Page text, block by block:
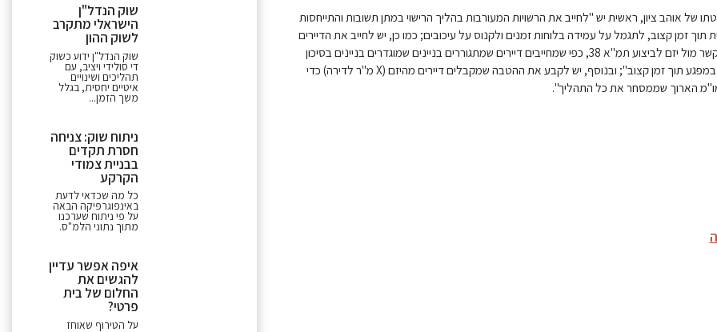
של אוהב ציון, ראשית יש "לחייב את הרשויות המעורבות בהליך הרישוי במתן תשובות והתייחסות
תוך זמן קצוב, לתגמל על עמידה בלוחות זמנים ולקנוס על עיכובים; כמו כן, יש לחייב את הדיירים
בלוחות זמנים להתקשר מול יזם לביצוע תמ"א 38, כפי שמחייבים דיירים שמתגוררים בניינים שמוגדרים בניינים בסיכון
לבצע שיפוץ וטיפול במפגע תוך זמן קצוב"; ובנוסף, יש לקבע את ההטבה שמקבלים דיירים מהיזם (X מ"ר לדירה) כדי
הארוך שממסחר את כל התהליך".
שוק הנדל"ן
הישראלי מתקרב
לשוק ההון
שוק הנדל"ן ידוע כשוק
די סולידי ויציב, עם
תהליכים ושינויים
איטיים יחסית, בגלל
משך הזמן...
ניתוח שוק: צניחה
חסרת תקדים
בבניית צמודי
הקרקע
כל מה שכדאי לדעת
באינפוגרפיקה הבאה
על פי ניתוח שערכנו
מתוך נתוני הלמ"ס.
איפה אפשר עדיין
להגשים את
החלום של בית
פרטי?
על הטירוף שאוחז